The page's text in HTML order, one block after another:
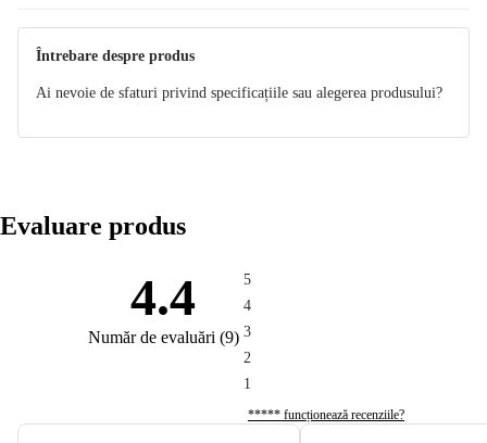
Întrebare despre produs
Ai nevoie de sfaturi privind specificațiile sau alegerea produsului?
Evaluare produs
4.4
Număr de evaluări (9)
5
4
3
2
1
***** funcționează recenziile?